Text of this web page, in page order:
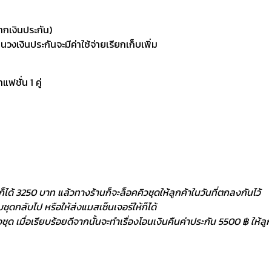
เงินประกัน)
เงินประกันจะมีค่าใช้จ่ายเรียกเก็บเพิ่ม
แฟชั่น 1 คู่
ได้ 3250 บาท แล้วทางร้านก็จะล็อคคิวชุดให้ลูกค้าในวันที่ตกลงกันไว้
ดกลับไป หรือให้ส่งแมสเซ็นเจอร์ให้ก็ได้
เมื่อเรียบร้อยดีจากนั้นจะทำเรื่องโอนเงินคืนค่าประกัน 5500 ฿ ให้ลู